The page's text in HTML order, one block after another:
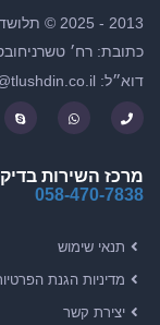
2013 - 2025 © תלושדין בע״מ
כתובת: רח׳ טשרניחובסקי 35,
דוא״ל: info@tlushdin.co.il
מרכז השירות
058-470-7838
תנאי שימוש
מדיניות הגנת
יצירת קשר